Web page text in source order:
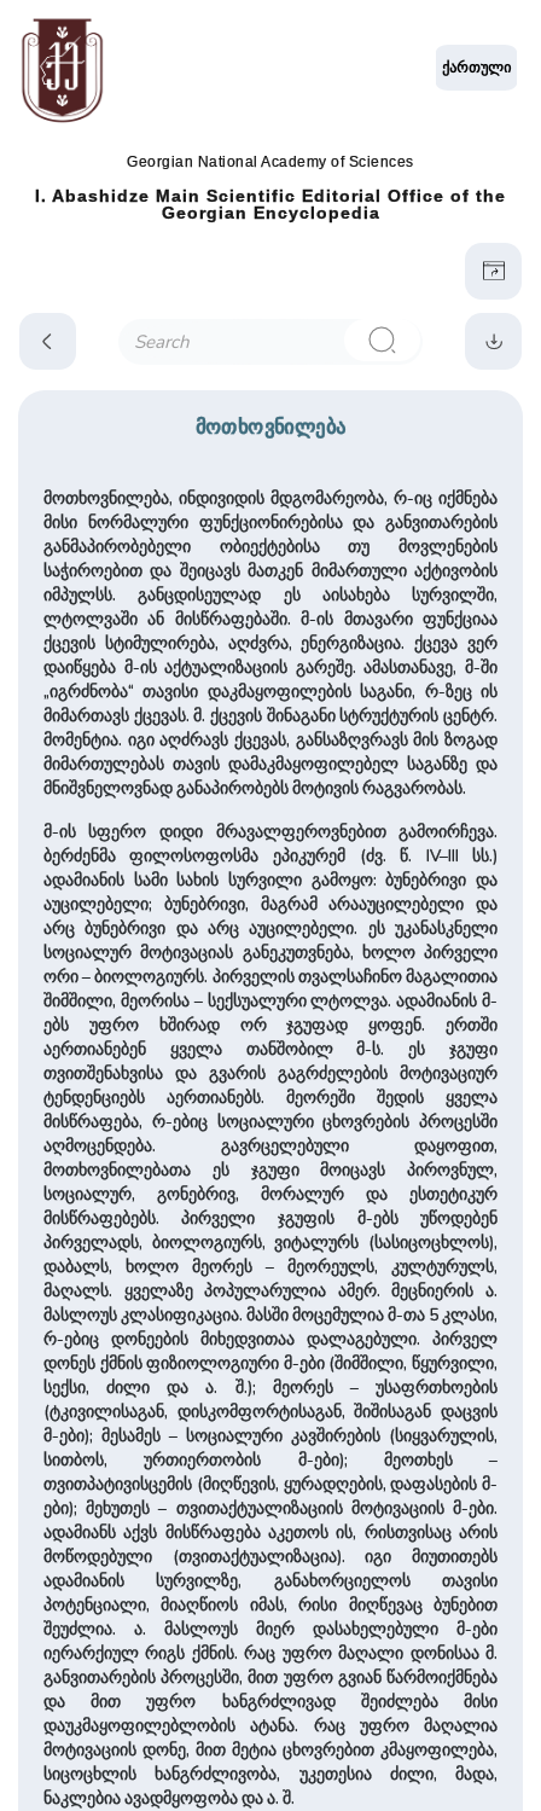
Georgian National Academy of Sciences
I. Abashidze Main Scientific Editorial Office of the
Georgian Encyclopedia
ქართული
მოთხოვნილება
მოთხოვნილება, ინდივიდის მდგომარეობა, რ-იც იქმნება
მისი ნორმალური ფუნქციონირებისა და განვითარების
განმაპირობებელი ობიექტებისა თუ მოვლენების
საჭიროებით და შეიცავს მათკენ მიმართული აქტივობის
იმპულსს. განცდისეულად ეს აისახება სურვილში,
ლტოლვაში ან მისწრაფებაში. მ-ის მთავარი ფუნქციაა
ქცევის სტიმულირება, აღძვრა, ენერგიზაცია. ქცევა ვერ
დაიწყება მ-ის აქტუალიზაციის გარეშე. ამასთანავე, მ-ში
„იგრძნობა“ თავისი დაკმაყოფილების საგანი, რ-ზეც ის
მიმართავს ქცევას. მ. ქცევის შინაგანი სტრუქტურის ცენტრ.
მომენტია. იგი აღძრავს ქცევას, განსაზღვრავს მის ზოგად
მიმართულებას თავის დამაკმაყოფილებელ საგანზე და
მნიშვნელოვნად განაპირობებს მოტივის რაგვარობას.
მ-ის სფერო დიდი მრავალფეროვნებით გამოირჩევა.
ბერძენმა ფილოსოფოსმა ეპიკურემ (ძვ. წ. IV–III სს.)
ადამიანის სამი სახის სურვილი გამოყო: ბუნებრივი და
აუცილებელი; ბუნებრივი, მაგრამ არააუცილებელი და
არც ბუნებრივი და არც აუცილებელი. ეს უკანასკნელი
სოციალურ მოტივაციას განეკუთვნება, ხოლო პირველი
ორი – ბიოლოგიურს. პირველის თვალსაჩინო მაგალითია
შიმშილი, მეორისა – სექსუალური ლტოლვა. ადამიანის მ-
ებს უფრო ხშირად ორ ჯგუფად ყოფენ. ერთში
აერთიანებენ ყველა თანშობილ მ-ს. ეს ჯგუფი
თვითშენახვისა და გვარის გაგრძელების მოტივაციურ
ტენდენციებს აერთიანებს. მეორეში შედის ყველა
მისწრაფება, რ-ებიც სოციალური ცხოვრების პროცესში
აღმოცენდება. გავრცელებული დაყოფით,
მოთხოვნილებათა ეს ჯგუფი მოიცავს პიროვნულ,
სოციალურ, გონებრივ, მორალურ და ესთეტიკურ
მისწრაფებებს. პირველი ჯგუფის მ-ებს უწოდებენ
პირველადს, ბიოლოგიურს, ვიტალურს (სასიცოცხლოს),
დაბალს, ხოლო მეორეს – მეორეულს, კულტურულს,
მაღალს. ყველაზე პოპულარულია ამერ. მეცნიერის ა.
მასლოუს კლასიფიკაცია. მასში მოცემულია მ-თა 5 კლასი,
რ-ებიც დონეების მიხედვითაა დალაგებული. პირველ
დონეს ქმნის ფიზიოლოგიური მ-ები (შიმშილი, წყურვილი,
სექსი, ძილი და ა. შ.); მეორეს – უსაფრთხოების
(ტკივილისაგან, დისკომფორტისაგან, შიშისაგან დაცვის
მ-ები); მესამეს – სოციალური კავშირების (სიყვარულის,
სითბოს, ურთიერთობის მ-ები); მეოთხეს –
თვითპატივისცემის (მიღწევის, ყურადღების, დაფასების მ-
ები); მეხუთეს – თვითაქტუალიზაციის მოტივაციის მ-ები.
ადამიანს აქვს მისწრაფება აკეთოს ის, რისთვისაც არის
მოწოდებული (თვითაქტუალიზაცია). იგი მიუთითებს
ადამიანის სურვილზე, განახორციელოს თავისი
პოტენციალი, მიაღწიოს იმას, რისი მიღწევაც ბუნებით
შეუძლია. ა. მასლოუს მიერ დასახელებული მ-ები
იერარქიულ რიგს ქმნის. რაც უფრო მაღალი დონისაა მ.
განვითარების პროცესში, მით უფრო გვიან წარმოიქმნება
და მით უფრო ხანგრძლივად შეიძლება მისი
დაუკმაყოფილებლობის ატანა. რაც უფრო მაღალია
მოტივაციის დონე, მით მეტია ცხოვრებით კმაყოფილება,
სიცოცხლის ხანგრძლივობა, უკეთესია ძილი, მადა,
ნაკლებია ავადმყოფობა და ა. შ.